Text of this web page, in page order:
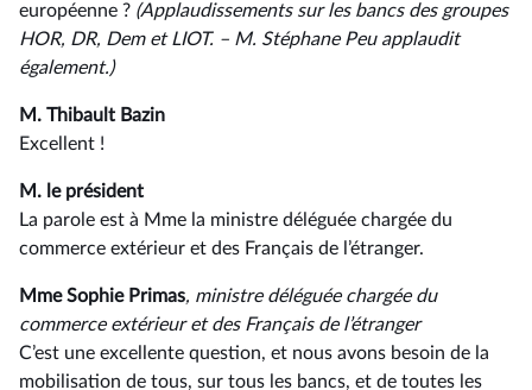
européenne ? (Applaudissements sur les bancs des groupes
HOR, DR, Dem et LIOT. –⁠ M. Stéphane Peu applaudit
également.)
M. Thibault Bazin
Excellent !
M. le président
La parole est à Mme la ministre déléguée chargée du
commerce extérieur et des Français de l’étranger.
Mme Sophie Primas, ministre déléguée chargée du
commerce extérieur et des Français de l’étranger
C’est une excellente question, et nous avons besoin de la
mobilisation de tous, sur tous les bancs, et de toutes les